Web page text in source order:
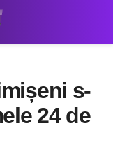
s-
24 de